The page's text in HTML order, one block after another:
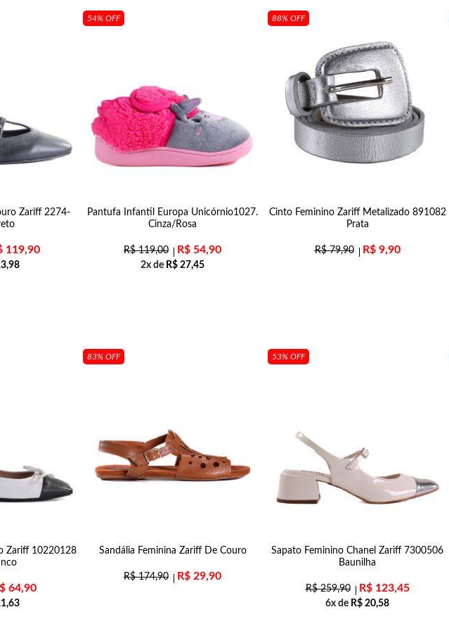
Zariff 2274-
119,90
54% OFF
Pantufa Infantil Europa Unicórnio1027.
Cinza/Rosa
R$119,00 R$ 54,90
2x de R$ 27,45
88% OFF
Cinto Feminino Zariff Metalizado 891082
Prata
R$79,90 R$9,90
Zariff 10220128
64,90
83% OFF
Sandália Feminina Zariff De Couro
R$174,90 R$ 29,90
53% OFF
Sapato Feminino Chanel Zariff 7300506
Baunilha
R$259,90 R$123,45
6x de R$ 20,58